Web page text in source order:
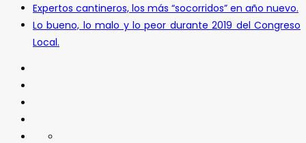
Expertos cantineros, los más “socorridos” en año nuevo.
Lo bueno, lo malo y lo peor durante 2019 del Congreso
Local.